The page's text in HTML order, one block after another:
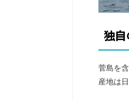
独自
菅島を
産地は